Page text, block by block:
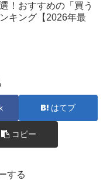
！おすすめの「買う
キング【2026年最
はてブ
コピー
する